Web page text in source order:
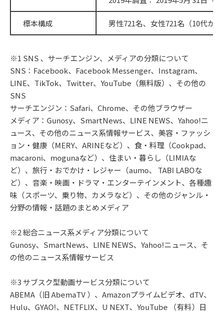
標本構成 男性721名、女性721名（10代か
※1 SNS 、サーチエンジン、メディアの分類について
SNS：Facebook、Facebook Messenger、Instagram、
LINE、TikTok、Twitter、YouTube（無料版）、その他の
SNS
サーチエンジン：Safari、Chrome、その他ブラウザー
メディア：Gunosy、SmartNews、LINE NEWS、Yahoo!ニ
ュース、その他のニュース系情報サービス、美容・ファッシ
ョン・健康（MERY、ARINEなど）、食・料理（Cookpad、
macaroni、mogunaなど）、住まい・暮らし（LIMIAな
ど）、旅行・おでかけ・レジャー（aumo、 TABI LABOな
ど）、音楽・映画・ドラマ・エンターテインメント、各種趣
味（スポーツ、乗り物、カメラなど）、その他のジャンル・
分野の情報・話題のまとめメディア
※2 総合ニュース系メディア分類について
Gunosy、SmartNews、LINE NEWS、Yahoo!ニュース、そ
の他のニュース系情報サービス
※3 サブスク型動画サービス分類について
ABEMA（旧 AbemaTV ）、Amazonプライムビデオ、dTV、
Hulu、GYAO!、NETFLIX、U NEXT、YouTube （有料）日